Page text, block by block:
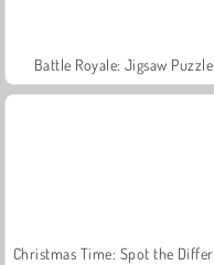
Battle Royale: Jigsaw Puzzle